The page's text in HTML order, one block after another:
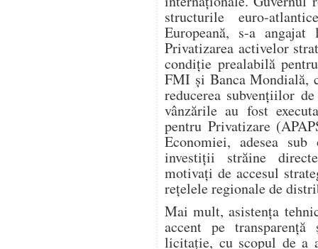
structurile euro-
Europeană, s-a
Privatizarea activelor
condiție prealabilă
FMI și Banca Mondială,
reducerea subvențiilor
vânzările au fost
pentru Privatizare
Economiei, adesea
investiții străine
motivați de accesul
rețelele regionale de
Mai mult, asistența
accent pe
licitație, cu scopul de a